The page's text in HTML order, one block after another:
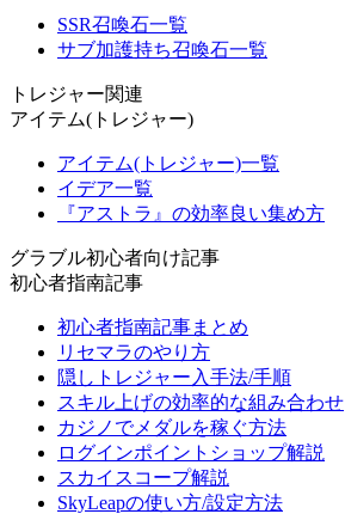
SSR召喚石一覧
サブ加護持ち召喚石一覧
トレジャー関連
アイテム(トレジャー)
アイテム(トレジャー)一覧
イデア一覧
『アストラ』の効率良い集め方
グラブル初心者向け記事
初心者指南記事
初心者指南記事まとめ
リセマラのやり方
隠しトレジャー入手法/手順
スキル上げの効率的な組み合わせ
カジノでメダルを稼ぐ方法
ログインポイントショップ解説
スカイスコープ解説
SkyLeapの使い方/設定方法